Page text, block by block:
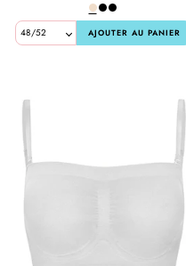
AJOUTER AU PANIER